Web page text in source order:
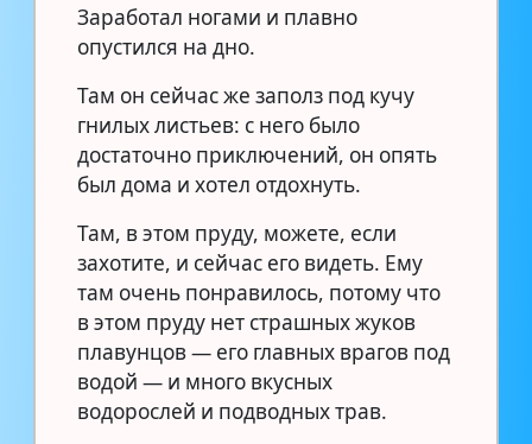
Заработал ногами и плавно
опустился на дно.
Там он сейчас же заполз под кучу
гнилых листьев: с него было
достаточно приключений, он опять
был дома и хотел отдохнуть.
Там, в этом пруду, можете, если
захотите, и сейчас его видеть. Ему
там очень понравилось, потому что
в этом пруду нет страшных жуков
плавунцов — его главных врагов под
водой — и много вкусных
водорослей и подводных трав.